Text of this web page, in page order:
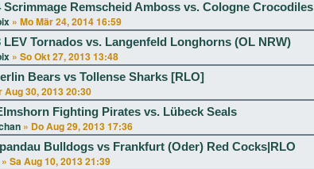
Scrimmage Remscheid Amboss vs. Cologne Crocodiles
» Mo Mär 24, 2014 16:59
LEV Tornados vs. Langenfeld Longhorns (OL NRW)
» So Okt 27, 2013 13:48
Bears vs Tollense Sharks [RLO]
Aug 30, 2013 20:30
Fighting Pirates vs. Lübeck Seals
» Do Aug 29, 2013 17:36
Bulldogs vs Frankfurt (Oder) Red Cocks|RLO
» Sa Aug 10, 2013 21:39